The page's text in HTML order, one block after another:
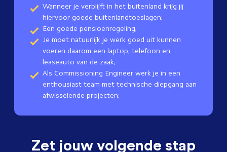
Wanneer je verblijft in het buitenland krijg jij
hiervoor goede buitenlandtoeslagen;
Een goede pensioenregeling;
Je moet natuurlijk je werk goed uit kunnen
voeren daarom een laptop, telefoon en
leaseauto van de zaak;
Als Commissioning Engineer werk je in een
enthousiast team met technische diepgang aan
afwisselende projecten;
Zet jouw volgende stap